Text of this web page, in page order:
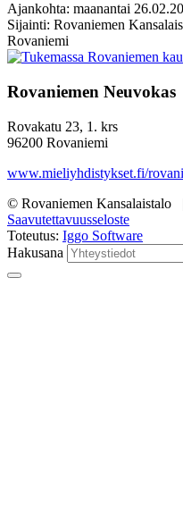
Ajankohta: maanantai
Sijainti: Rovaniemen
Rovaniemi
Rovaniemen Neuvokas
Rovakatu 23, 1. krs
96200 Rovaniemi
www.mieliyhdistykset.fi/
© Rovaniemen Kansalaistalo
Saavutettavuusseloste
Toteutus: Iggo Software
Hakusana